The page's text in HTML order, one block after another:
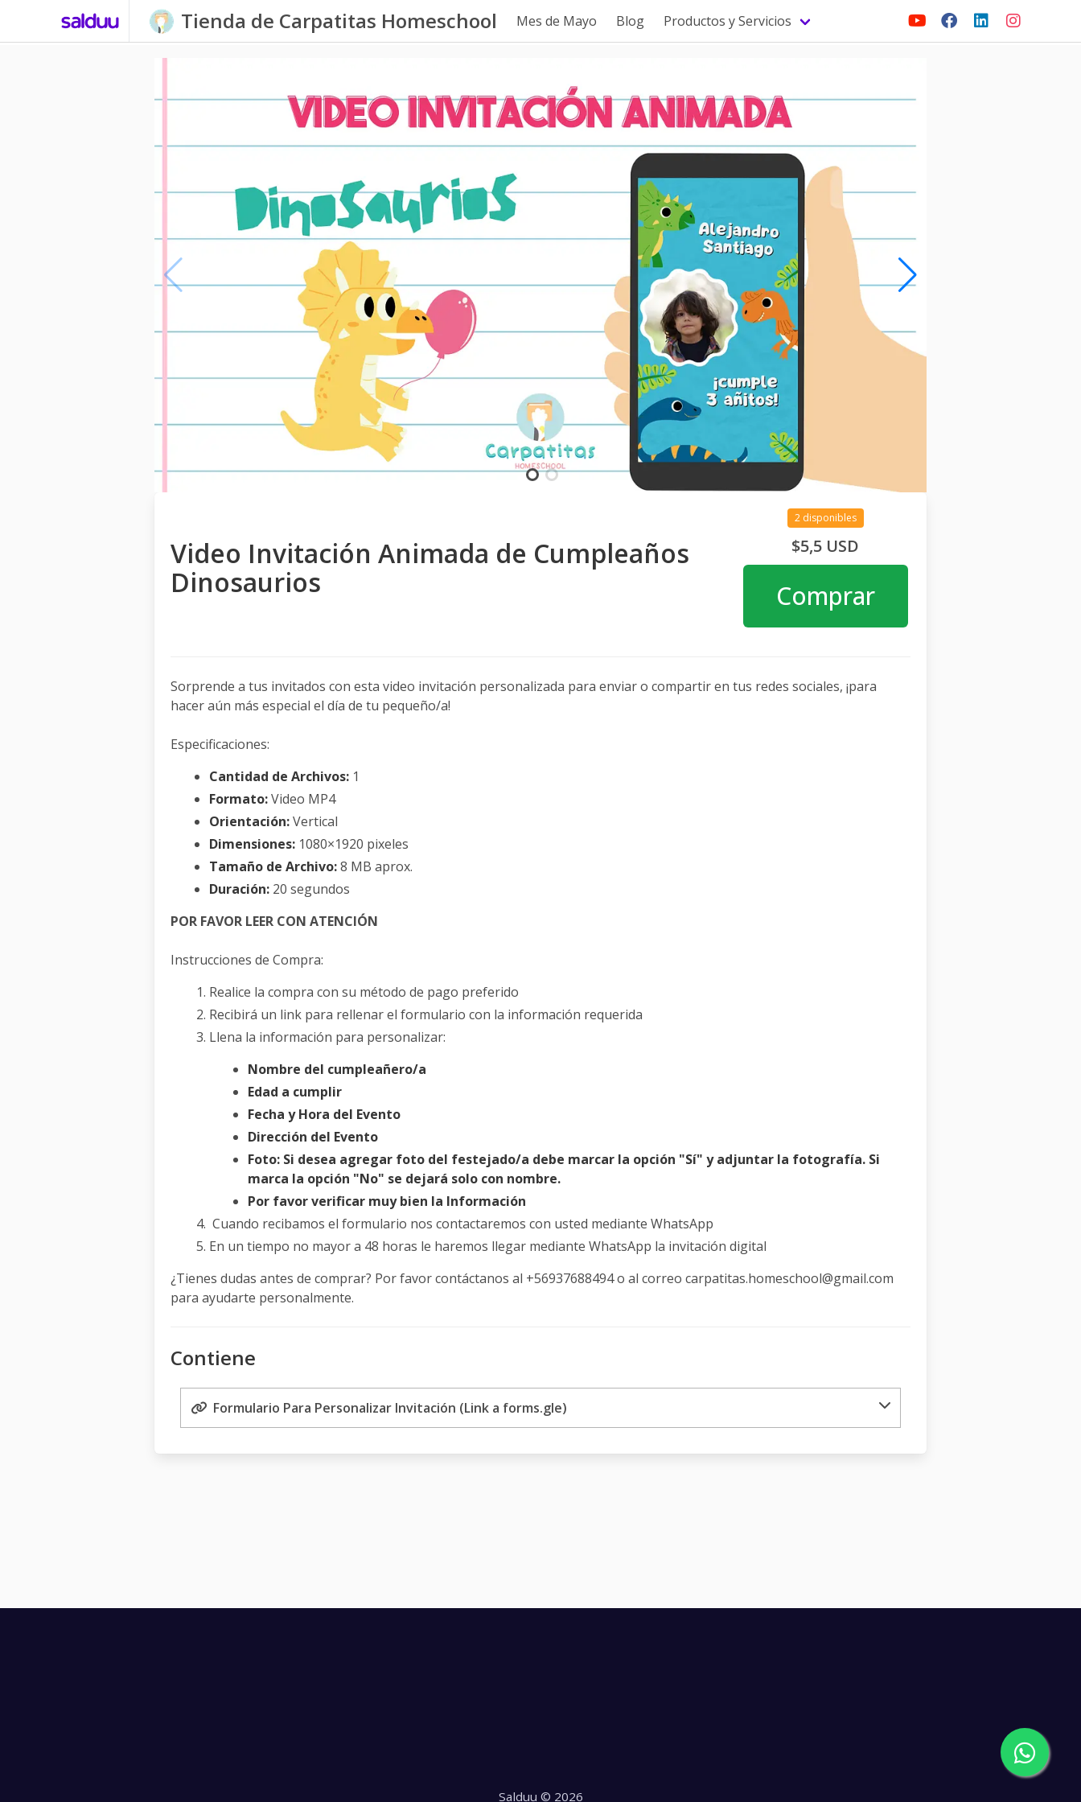
Tienda de Carpatitas Homeschool Mes de Mayo Blog Productos y Servicios
Video Invitación Animada de Cumpleaños
Dinosaurios
2 disponibles
$5,5 USD
Comprar
Sorprende a tus invitados con esta video invitación personalizada para enviar o compartir en tus redes sociales, ¡para
hacer aún más especial el día de tu pequeño/a!
Especificaciones:
Cantidad de Archivos: 1
Formato:Video MP4
Orientación:Vertical
Dimensiones: 1080×1920 pixeles
Tamaño de Archivo:8 MB aprox.
Duración: 20 segundos
POR FAVOR LEER CON ATENCIÓN
Instrucciones de Compra:
Realice la compra con su método de pago preferido
Recibirá un link para rellenar el formulario con la información requerida
Llena la información para personalizar:
Nombre del cumpleañero/a
Edad a cumplir
Fecha y Hora del Evento
Dirección del Evento
Foto: Si desea agregar foto del festejado/a debe marcar la opción "Sí" y adjuntar la fotografía. Si
marca la opción "No" se dejará solo con nombre.
Por favor verificar muy bien la Información
Cuando recibamos el formulario nos contactaremos con usted mediante WhatsApp
En un tiempo no mayor a 48 horas le haremos llegar mediante WhatsApp la invitación digital
¿Tienes dudas antes de comprar? Por favor contáctanos al +56937688494 o al correo carpatitas.homeschool@gmail.com
para ayudarte personalmente.
Contiene
Formulario Para Personalizar Invitación (Link a forms.gle)
Salduu © 2026